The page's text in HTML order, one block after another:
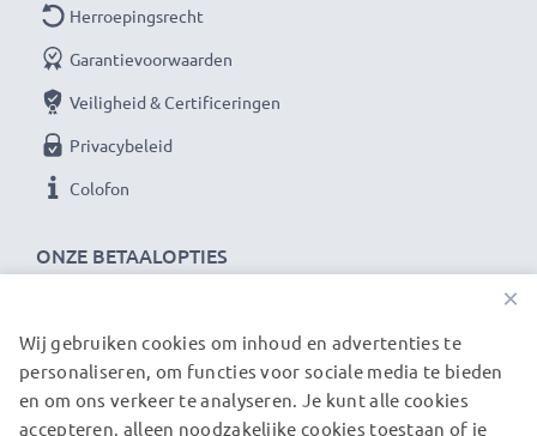
ONZE BETAALOPTIES
Herroepingsrecht
Garantievoorwaarden
Veiligheid & Certificeringen
Privacybeleid
Colofon
ONZE VERZENDPARTNERS
×
Wij gebruiken cookies om inhoud en advertenties te
personaliseren, om functies voor sociale media te bieden
en om ons verkeer te analyseren. Je kunt alle cookies
accepteren, alleen noodzakelijke cookies toestaan of je